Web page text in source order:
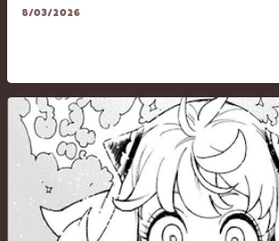
8/03/2026